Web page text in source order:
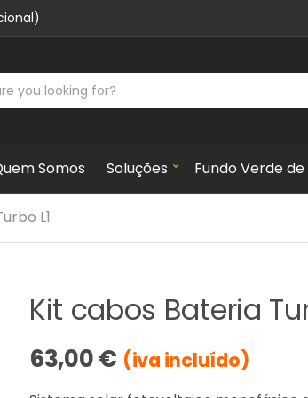
Somos Soluções Fundo Verde
L1
Kit cabos Bateria
63,00€ (iva incluído)